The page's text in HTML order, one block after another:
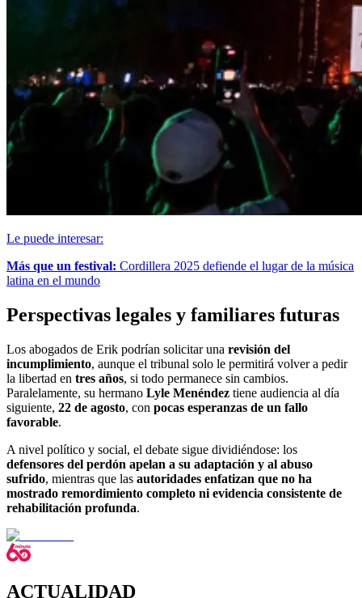
Le puede interesar:
Más que un festival: Cordillera 2025 defiende el lugar de la música
latina en el mundo
Perspectivas legales y familiares futuras
Los abogados de Erik podrían solicitar una revisión del
incumplimiento, aunque el tribunal solo le permitirá volver a pedir
la libertad en tres años, si todo permanece sin cambios.
Paralelamente, su hermano Lyle Menéndez tiene audiencia al día
siguiente, 22 de agosto, con pocas esperanzas de un fallo
favorable.
A nivel político y social, el debate sigue dividiéndose: los
defensores del perdón apelan a su adaptación y al abuso
sufrido, mientras que las autoridades enfatizan que no ha
mostrado remordimiento completo ni evidencia consistente de
rehabilitación profunda.
ACTUALIDAD